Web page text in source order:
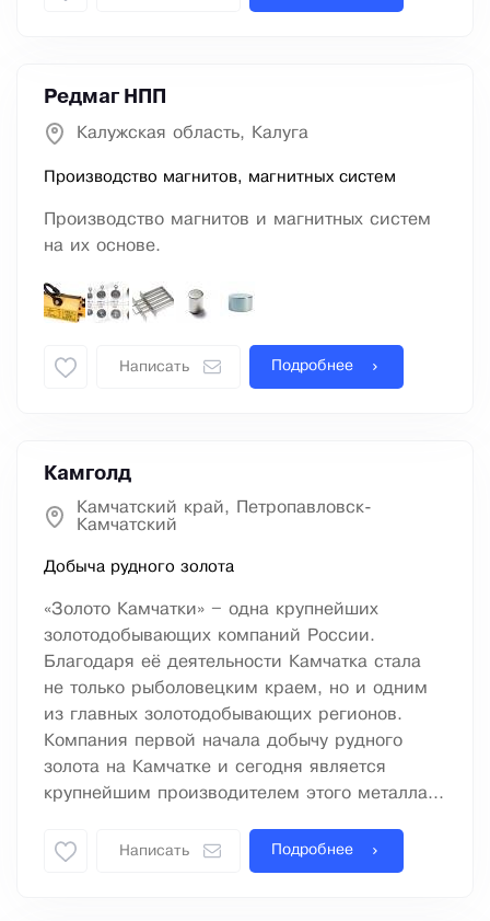
Редмаг НПП
Калужская область, Калуга
Производство магнитов, магнитных систем
Производство магнитов и магнитных систем
на их основе.
Написать Подробнее
Камголд
Камчатский край, Петропавловск-
Камчатский
Добыча рудного золота
«Золото Камчатки» – одна крупнейших
золотодобывающих компаний России.
Благодаря её деятельности Камчатка стала
не только рыболовецким краем, но и одним
из главных золотодобывающих регионов.
Компания первой начала добычу рудного
золота на Камчатке и сегодня является
крупнейшим производителем этого металла...
Написать Подробнее